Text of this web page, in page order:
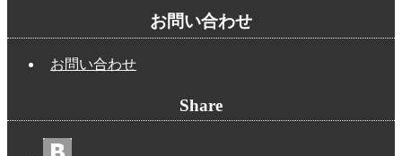
お問い合わせ
お問い合わせ
Share